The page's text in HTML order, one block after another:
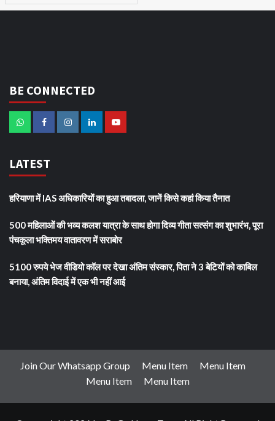
BE CONNECTED
LATEST
हरियाणा में IAS अधिकारियों का हुआ तबादला, जानें किसे कहां किया तैनात
500 महिलाओं की भव्य कलश यात्रा के साथ होगा दिव्य गीता सत्संग का शुभारंभ, पूरा
पंचकूला भक्तिमय वातावरण में सराबोर
5100 रुपये भेज वीडियो कॉल पर देखा अंतिम संस्कार, पिता ने 3 बेटियों को काबिल
बनाया, अंतिम विदाई में एक भी नहीं आई
Join Our Whatsapp Group Menu Item
Menu Item
Menu Item
Menu Item